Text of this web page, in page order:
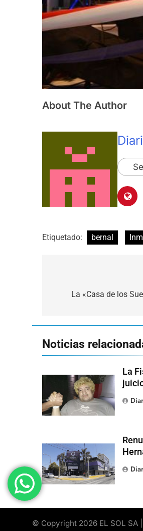
About The Author
Etiquetado: bernal
La «Casa de los
Noticias
La
© Copyright 2026 EL SOL